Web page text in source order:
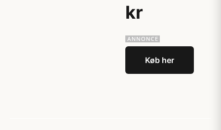
kr
Køb her